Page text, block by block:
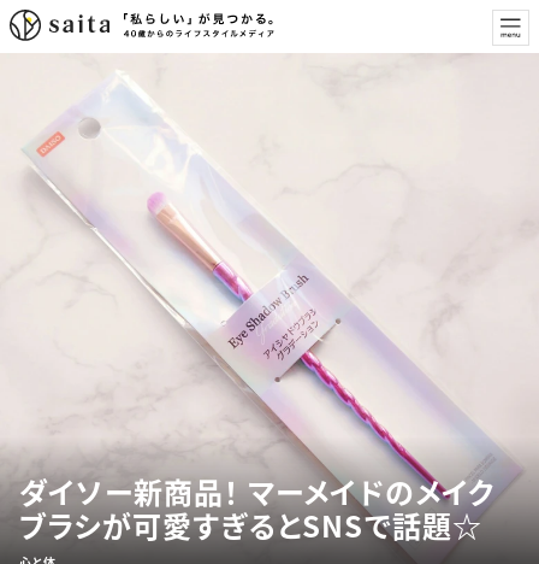
ダイソー新商品！ マーメイドのメイク
ブラシが可愛すぎるとSNSで話題☆